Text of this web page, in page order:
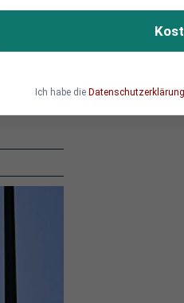
aktuelle
als Hindernisse für
Politik!
Ich habe die Datenschutzerklärung